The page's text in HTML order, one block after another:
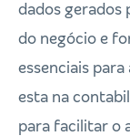
dados gerados
do negócio e
essenciais
esta na
para facilitar o